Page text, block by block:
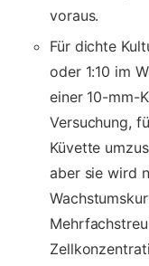
voraus.
Für dichte
oder 1:10 im
einer 10-mm-
Versuchung,
Küvette
aber sie wird